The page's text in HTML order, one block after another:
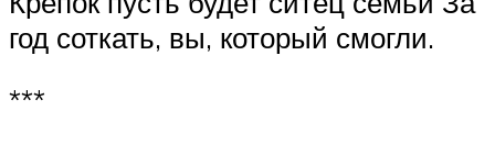
год соткать, вы, который смогли.
***